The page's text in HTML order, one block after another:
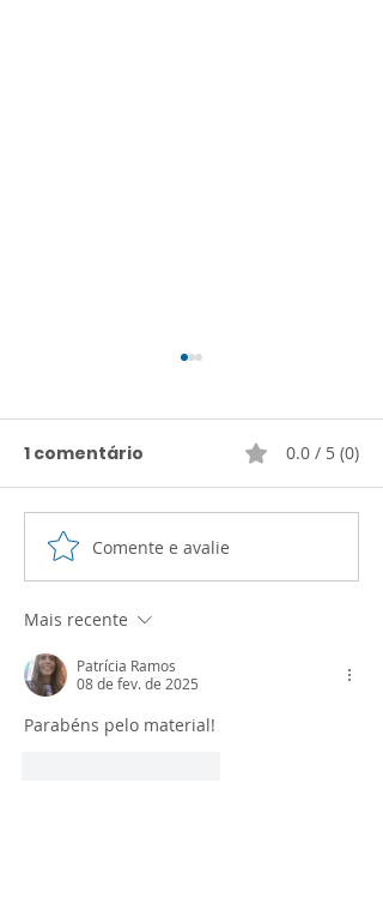
Planner PEI 2026
1 comentário 0.0 / 5 (0)
Comente e avalie
Mais recente
Patrícia Ramos
08 de fev. de 2025
Parabéns pelo material!